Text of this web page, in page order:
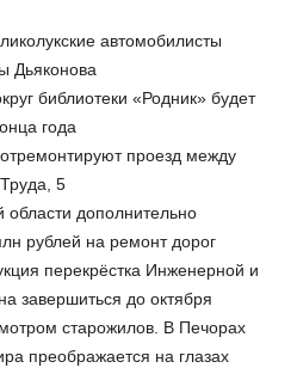
автомобилисты
Дьяконова
библиотеки «Родник» будет
года
проезд между
5
области дополнительно
рублей на ремонт дорог
перекрёстка Инженерной и
завершиться до октября
старожилов. В Печорах
преображается на глазах